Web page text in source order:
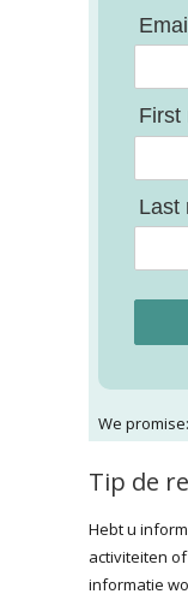
First
Last
We
Tip de
Hebt u
activiteiten
informatie